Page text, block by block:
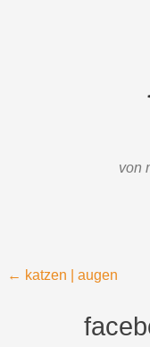
von
Beitragsnavigation
← katzen | augen